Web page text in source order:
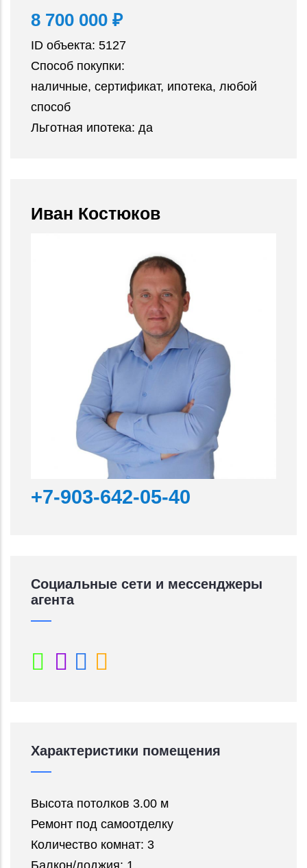
8 700 000 ₽
ID объекта: 5127
Способ покупки:
наличные, сертификат, ипотека, любой
способ
Льготная ипотека: да
Иван Костюков
+7-903-642-05-40
Социальные сети и мессенджеры
агента
Характеристики помещения
Высота потолков 3.00 м
Ремонт под самоотделку
Количество комнат: 3